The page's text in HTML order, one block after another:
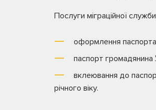
Послуги міграційної
оформлення паспорта
паспорт громадянина
вклеювання до
річного віку.